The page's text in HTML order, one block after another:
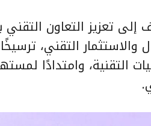
تعزيز التعاون
والاستثمار التقني،